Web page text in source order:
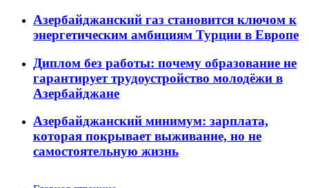
Азербайджанский газ становится ключом к
энергетическим амбициям Турции в Европе
Диплом без работы: почему образование не
гарантирует трудоустройство молодёжи в
Азербайджане
Азербайджанский минимум: зарплата,
которая покрывает выживание, но не
самостоятельную жизнь